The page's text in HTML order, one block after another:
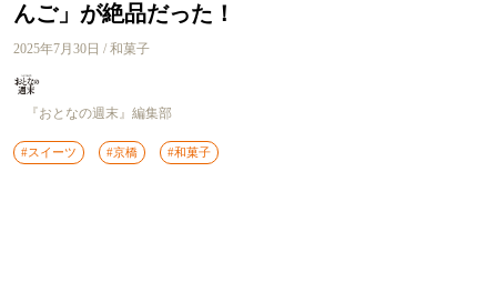
んご」が絶品だった！
2025年7月30日 / 和菓子
『おとなの週末』編集部
#スイーツ #京橋 #和菓子